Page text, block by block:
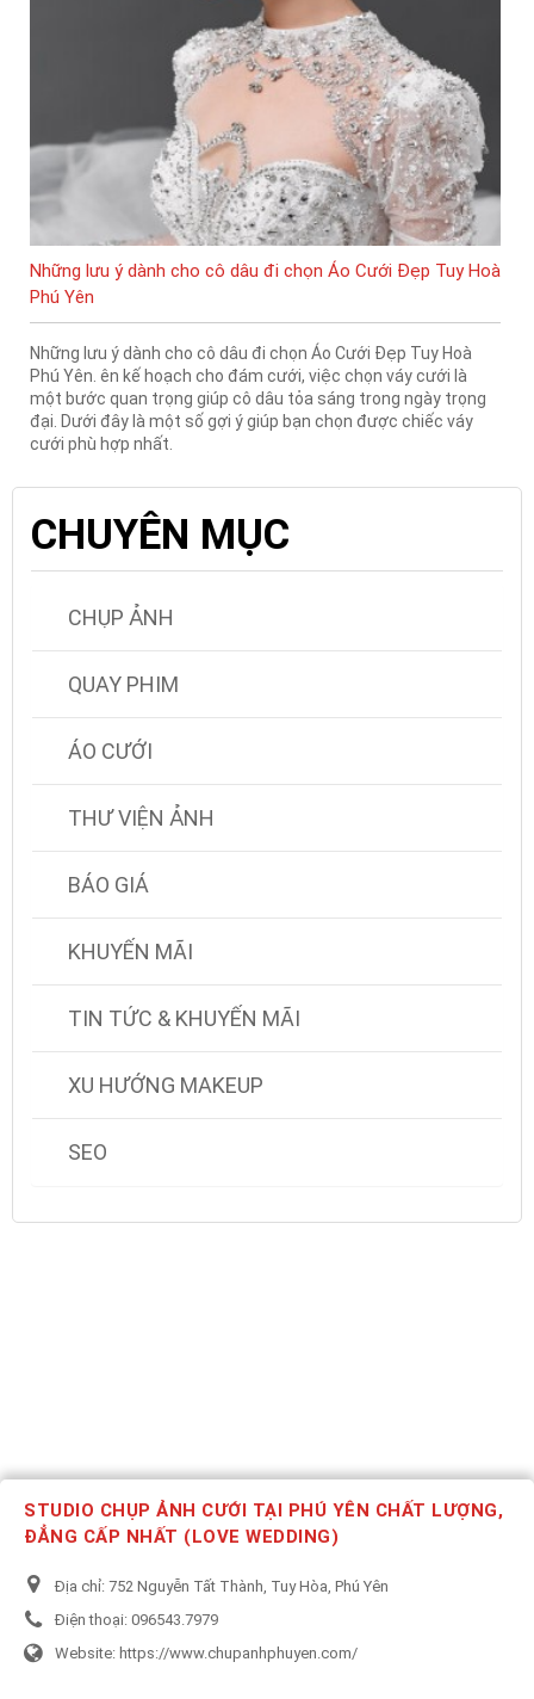
Những lưu ý dành cho cô dâu đi chọn Áo Cưới Đẹp Tuy Hoà
Phú Yên
Những lưu ý dành cho cô dâu đi chọn Áo Cưới Đẹp Tuy Hoà
Phú Yên. ên kế hoạch cho đám cưới, việc chọn váy cưới là
một bước quan trọng giúp cô dâu tỏa sáng trong ngày trọng
đại. Dưới đây là một số gợi ý giúp bạn chọn được chiếc váy
cưới phù hợp nhất.
CHUYÊN MỤC
CHỤP ẢNH
QUAY PHIM
ÁO CƯỚI
THƯ VIỆN ẢNH
BÁO GIÁ
KHUYẾN MÃI
TIN TỨC & KHUYẾN MÃI
XU HƯỚNG MAKEUP
SEO
STUDIO CHỤP ẢNH CƯỚI TẠI PHÚ YÊN CHẤT LƯỢNG,
ĐẲNG CẤP NHẤT (LOVE WEDDING)
Địa chỉ: 752 Nguyễn Tất Thành, Tuy Hòa, Phú Yên
Điện thoại: 096543.7979
Website: https://www.chupanhphuyen.com/